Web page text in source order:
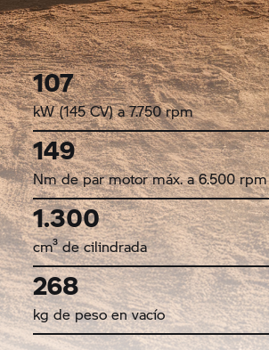
107
kW (145 CV) a 7.750 rpm
149
Nm de par motor máx. a 6.500 rpm
1.300
cm³ de cilindrada
268
kg de peso en vacío